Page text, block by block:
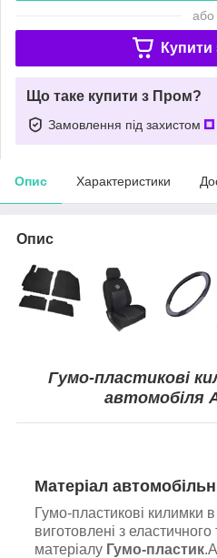
або
Купити
Що таке купити з Пром?
Замовлення під захистом
Опис Характеристики
Опис
Гумо-пластикові
автомобіля
Матеріал
Гумо-пластикові килимки
виготовлені з еластичного
матеріалу Гумо-пластик